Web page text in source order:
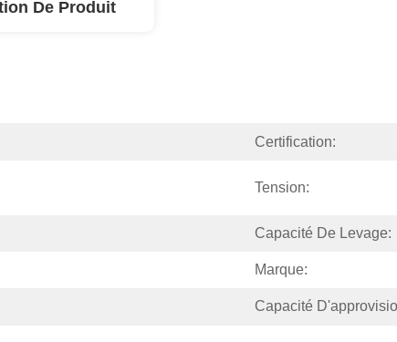
De Produit
Certification:
Tension:
Capacité De Levage:
Marque:
Capacité